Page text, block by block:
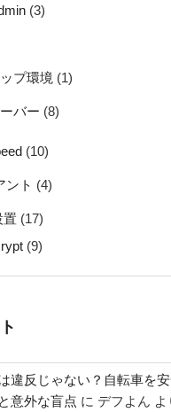
(3)
プ環境 (1)
バー (8)
(10)
ント (4)
置 (17)
(9)
違反じゃない？自転車を
意外な盲点 に デフよん よ